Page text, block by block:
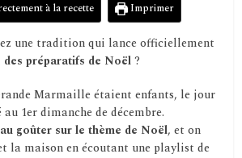
à la recette Imprimer
une tradition qui lance officiellement
des préparatifs de Noël?
Marmaille étaient enfants, le jour
1er dimanche de décembre.
goûter sur le thème de Noël, et on
la maison en écoutant une playlist de